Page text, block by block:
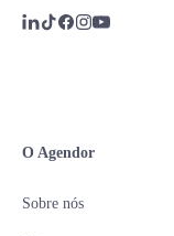
O Agendor
Sobre nós